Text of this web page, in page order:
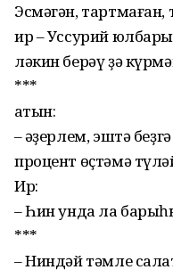
Эсмәгән, тартмаған,
ир – Уссурий
ләкин берәү ҙә
***
Ҡатын:
– Ҡәҙерлем, эштә
процент өҫ­тәмә
Ир:
– Һин унда ла
***
– Ниндәй тәмле